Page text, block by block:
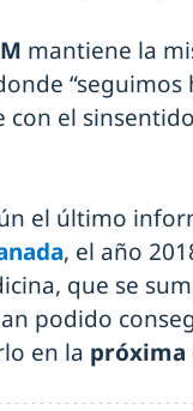
mantiene la
con el
el último
, el año
que se
podido
en la próxima